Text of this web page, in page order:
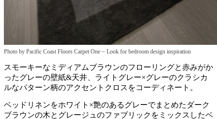
Photo by Pacific Coast Floors Carpet One – Look for bedroom design inspiration
スモーキーなミディアムブラウンのフローリングと赤みがか
ったグレーの壁紙&天井、ライトグレー×グレーのクラシカ
ルなパターン柄のアクセントクロスをコーディネート。
ベッドリネンをホワイト×艶のあるグレーでまとめたダーク
ブラウンの木とグレージュのファブリックをミックスしたベ